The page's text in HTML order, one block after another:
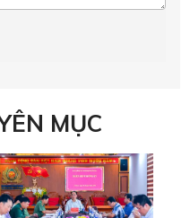
MỤC